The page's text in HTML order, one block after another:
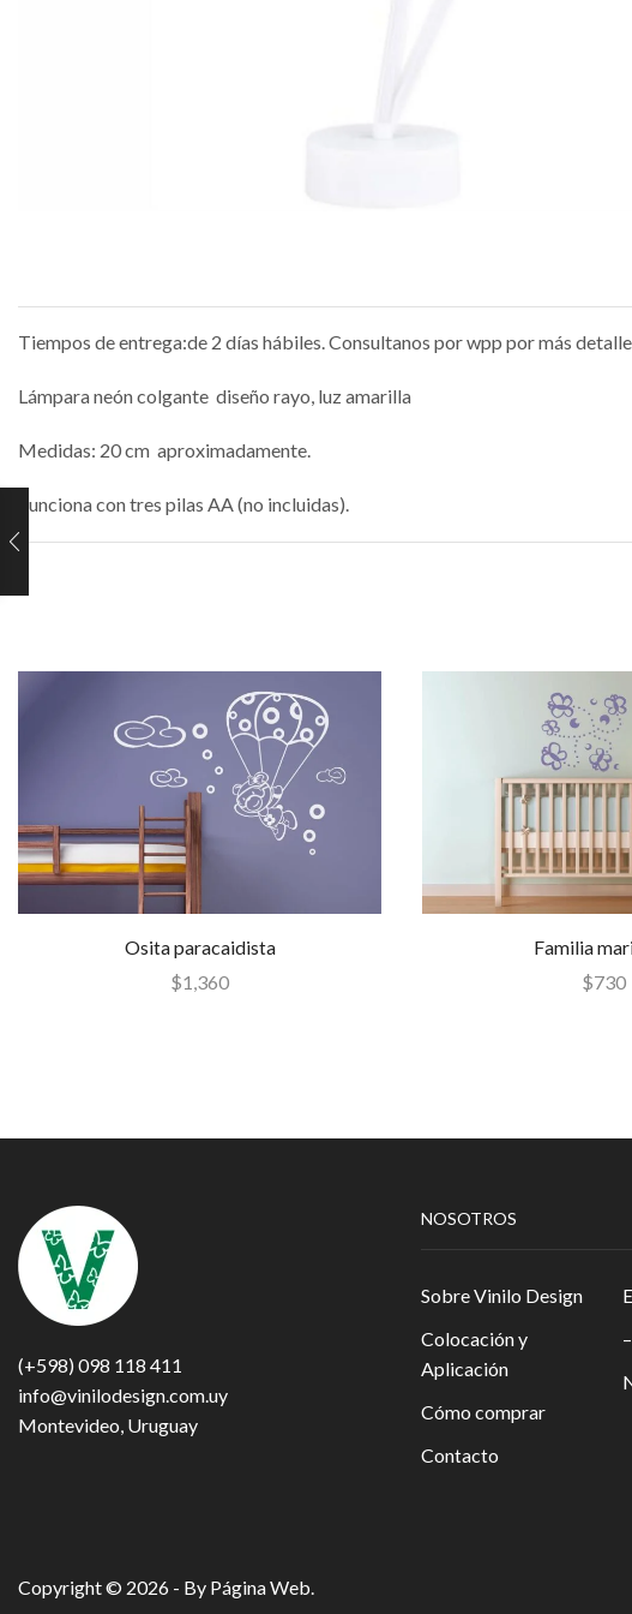
Tiempos de entrega:de 2 días hábiles. Consultanos por wpp por más
Lámpara neón colgante diseño rayo, luz amarilla
Medidas: 20 cm aproximadamente.
Funciona con tres pilas AA (no incluidas).
Osita paracaidista
$1,360
Familia
$730
(+598) 098 118 411
info@vinilodesign.com.uy
Montevideo, Uruguay
NOSOTROS
Sobre Vinilo Design
Colocación y
Aplicación
Cómo comprar
Contacto
Copyright © 2026 - By Página Web